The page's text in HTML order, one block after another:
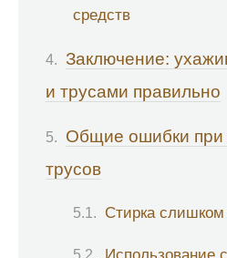
средств
Заключение:
и трусами правильно
Общие ошибки при
трусов
Стирка слишком
Использование